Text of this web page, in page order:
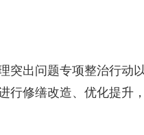
出问题专项整治行动
行修缮改造、优化提升